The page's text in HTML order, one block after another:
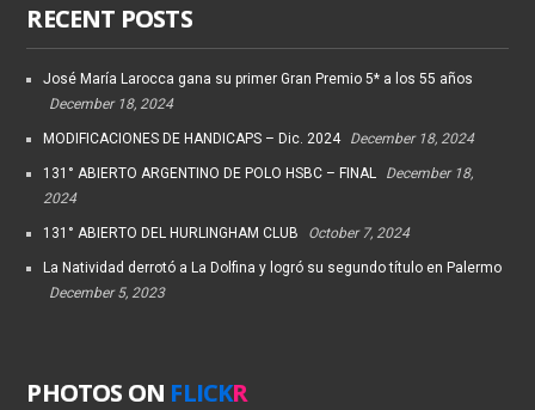
RECENT POSTS
José María Larocca gana su primer Gran Premio 5* a los 55 años
December 18, 2024
MODIFICACIONES DE HANDICAPS – Dic. 2024 December 18, 2024
131° ABIERTO ARGENTINO DE POLO HSBC – FINAL
December 18,
2024
131° ABIERTO DEL HURLINGHAM CLUB October 7, 2024
La Natividad derrotó a La Dolfina y logró su segundo título en Palermo
December 5, 2023
PHOTOS ON FLICKR